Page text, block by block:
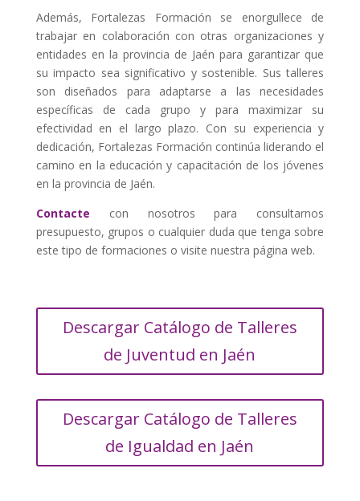
Además, Fortalezas Formación se enorgullece de
trabajar en colaboración con otras organizaciones y
entidades en la provincia de Jaén para garantizar que
su impacto sea significativo y sostenible. Sus talleres
son diseñados para adaptarse a las necesidades
específicas de cada grupo y para maximizar su
efectividad en el largo plazo. Con su experiencia y
dedicación, Fortalezas Formación continúa liderando el
camino en la educación y capacitación de los jóvenes
en la provincia de Jaén.
Contacte
con nosotros para consultarnos
presupuesto, grupos o cualquier duda que tenga sobre
este tipo de formaciones o visite nuestra página web.
Descargar Catálogo de Talleres
de Juventud en Jaén
Descargar Catálogo de Talleres
de Igualdad en Jaén